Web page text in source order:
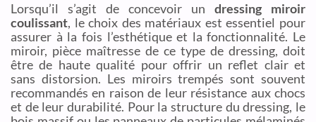
Lorsqu’il s’agit de concevoir un dressing miroir
coulissant, le choix des matériaux est essentiel pour
assurer à la fois l’esthétique et la fonctionnalité. Le
miroir, pièce maîtresse de ce type de dressing, doit
être de haute qualité pour offrir un reflet clair et
sans distorsion. Les miroirs trempés sont souvent
recommandés en raison de leur résistance aux chocs
et de leur durabilité. Pour la structure du dressing, le